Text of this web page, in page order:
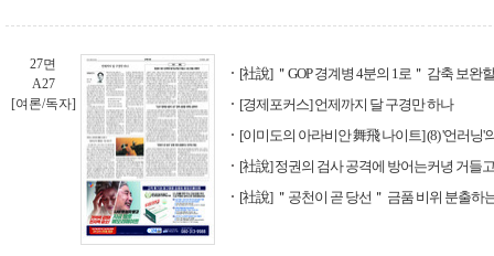
27면
A27
[여론/독자]
[社說] ＂GOP 경계병 4분의 1로＂ 감축 보완
[경제포커스] 언제까지 달 구경만 하나
[이미도의 아라비안 舞飛 나이트] (8) '언러닝'
[社說] 정권의 검사 공격에 방어는커녕 거들
[社說] ＂공천이 곧 당선＂ 금품 비위 분출하